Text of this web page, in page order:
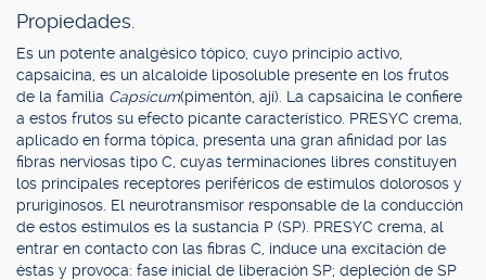
Propiedades.
Es un potente analgésico tópico, cuyo principio activo,
capsaicina, es un alcaloide liposoluble presente en los frutos
de la familia Capsicum(pimentón, ají). La capsaicina le confiere
a estos frutos su efecto picante característico. PRESYC crema,
aplicado en forma tópica, presenta una gran afinidad por las
fibras nerviosas tipo C, cuyas terminaciones libres constituyen
los principales receptores periféricos de estímulos dolorosos y
pruriginosos. El neurotransmisor responsable de la conducción
de estos estímulos es la sustancia P (SP). PRESYC crema, al
entrar en contacto con las fibras C, induce una excitación de
éstas y provoca: fase inicial de liberación SP; depleción de SP